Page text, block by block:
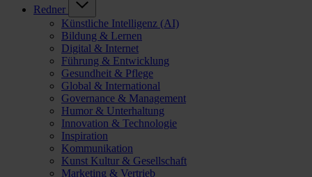
Redner
Künstliche Intelligenz (AI)
Bildung & Lernen
Digital & Internet
Führung & Entwicklung
Gesundheit & Pflege
Global & International
Governance & Management
Humor & Unterhaltung
Innovation & Technologie
Inspiration
Kommunikation
Kunst Kultur & Gesellschaft
Marketing & Vertrieb